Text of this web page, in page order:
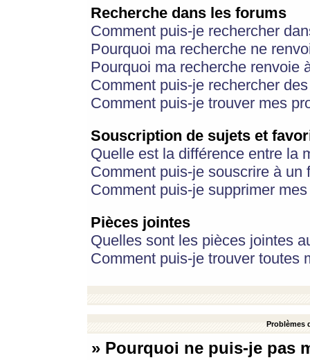
Recherche dans les forums
Comment puis-je rechercher
Pourquoi ma recherche ne
Pourquoi ma recherche renvoie
Comment puis-je rechercher
Comment puis-je trouver mes
Souscription de sujets et
Quelle est la différence entre la
Comment puis-je souscrire à
Comment puis-je supprimer
Pièces jointes
Quelles sont les pièces jointes
Comment puis-je trouver toutes
Problèmes
» Pourquoi ne puis-je pas